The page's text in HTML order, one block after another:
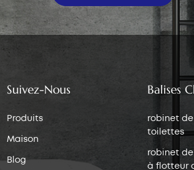
Suivez-Nous
Produits
Maison
Blog
Balises
robinet
toilettes
robinet
à flotteur